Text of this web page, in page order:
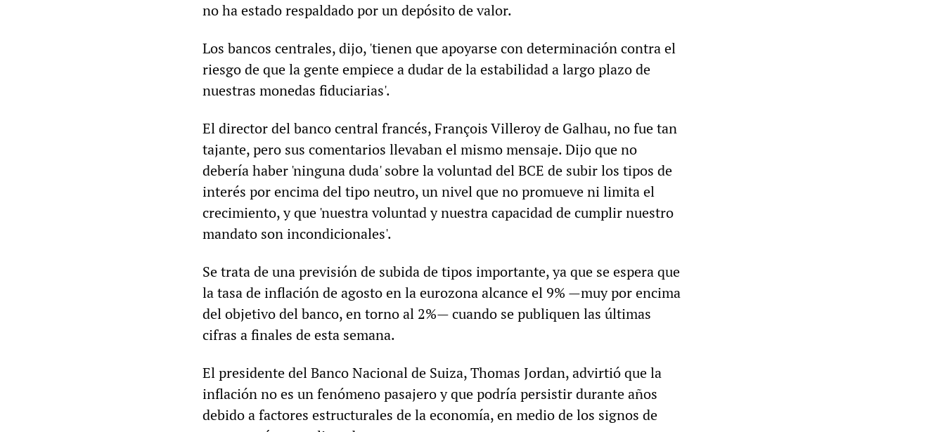
no ha estado respaldado por un depósito de valor.
Los bancos centrales, dijo, 'tienen que apoyarse con determinación contra el
riesgo de que la gente empiece a dudar de la estabilidad a largo plazo de
nuestras monedas fiduciarias'.
El director del banco central francés, François Villeroy de Galhau, no fue tan
tajante, pero sus comentarios llevaban el mismo mensaje. Dijo que no
debería haber 'ninguna duda' sobre la voluntad del BCE de subir los tipos de
interés por encima del tipo neutro, un nivel que no promueve ni limita el
crecimiento, y que 'nuestra voluntad y nuestra capacidad de cumplir nuestro
mandato son incondicionales'.
Se trata de una previsión de subida de tipos importante, ya que se espera que
la tasa de inflación de agosto en la eurozona alcance el 9% —muy por encima
del objetivo del banco, en torno al 2%— cuando se publiquen las últimas
cifras a finales de esta semana.
El presidente del Banco Nacional de Suiza, Thomas Jordan, advirtió que la
inflación no es un fenómeno pasajero y que podría persistir durante años
debido a factores estructurales de la economía, en medio de los signos de